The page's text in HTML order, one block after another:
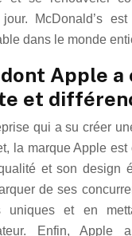
McDonald’s est
dans le monde
Apple a
et
qui a su créer
la marque Apple
et son design
de ses
uniques et en
Enfin,